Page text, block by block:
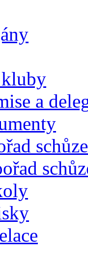
kluby
a
schůze